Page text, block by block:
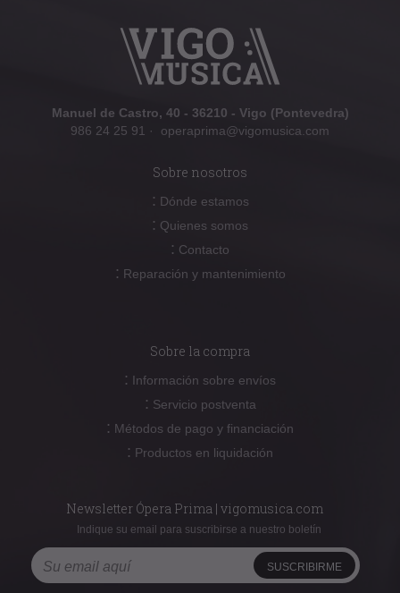
Manuel de Castro, 40 - 36210 - Vigo (Pontevedra)
986 24 25 91 · operaprima@vigomusica.com
Sobre nosotros
: Dónde estamos
: Quienes somos
: Contacto
: Reparación y mantenimiento
Sobre la compra
: Información sobre envíos
: Servicio postventa
: Métodos de pago y financiación
: Productos en liquidación
Newsletter Ópera Prima | vigomusica.com
Indique su email para suscribirse a nuestro boletín